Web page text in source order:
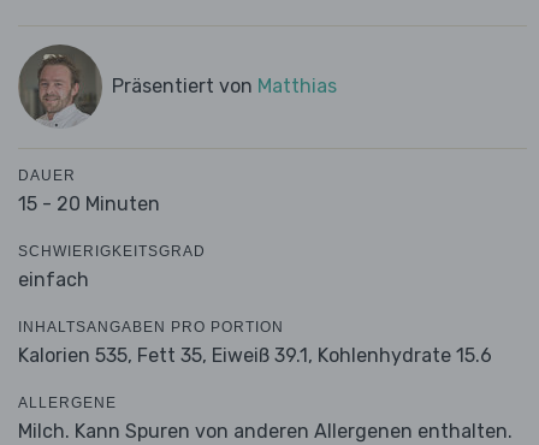
Präsentiert von Matthias
DAUER
15 - 20 Minuten
SCHWIERIGKEITSGRAD
einfach
INHALTSANGABEN PRO PORTION
Kalorien 535, Fett 35, Eiweiß 39.1, Kohlenhydrate 15.6
ALLERGENE
Milch. Kann Spuren von anderen Allergenen enthalten.